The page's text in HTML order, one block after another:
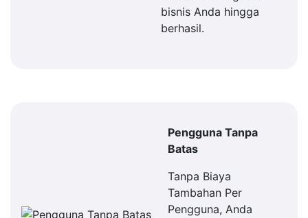
bisnis Anda hingga
berhasil.
Pengguna Tanpa
Batas
Tanpa Biaya
Tambahan Per
Pengguna, Anda